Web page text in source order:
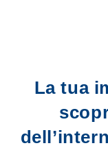
La tua